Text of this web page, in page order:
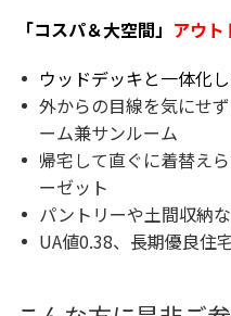
「コスパ＆大空間」 アウ
ウッドデッキと一体化
外からの目線を気にせ
ーム兼サンルーム
帰宅して直ぐに着替え
ーゼット
パントリーや土間収納
UA値0.38、長期優良住